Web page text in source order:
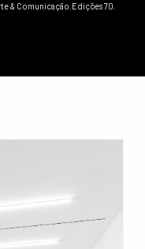
& Comunicação.Edições 70.